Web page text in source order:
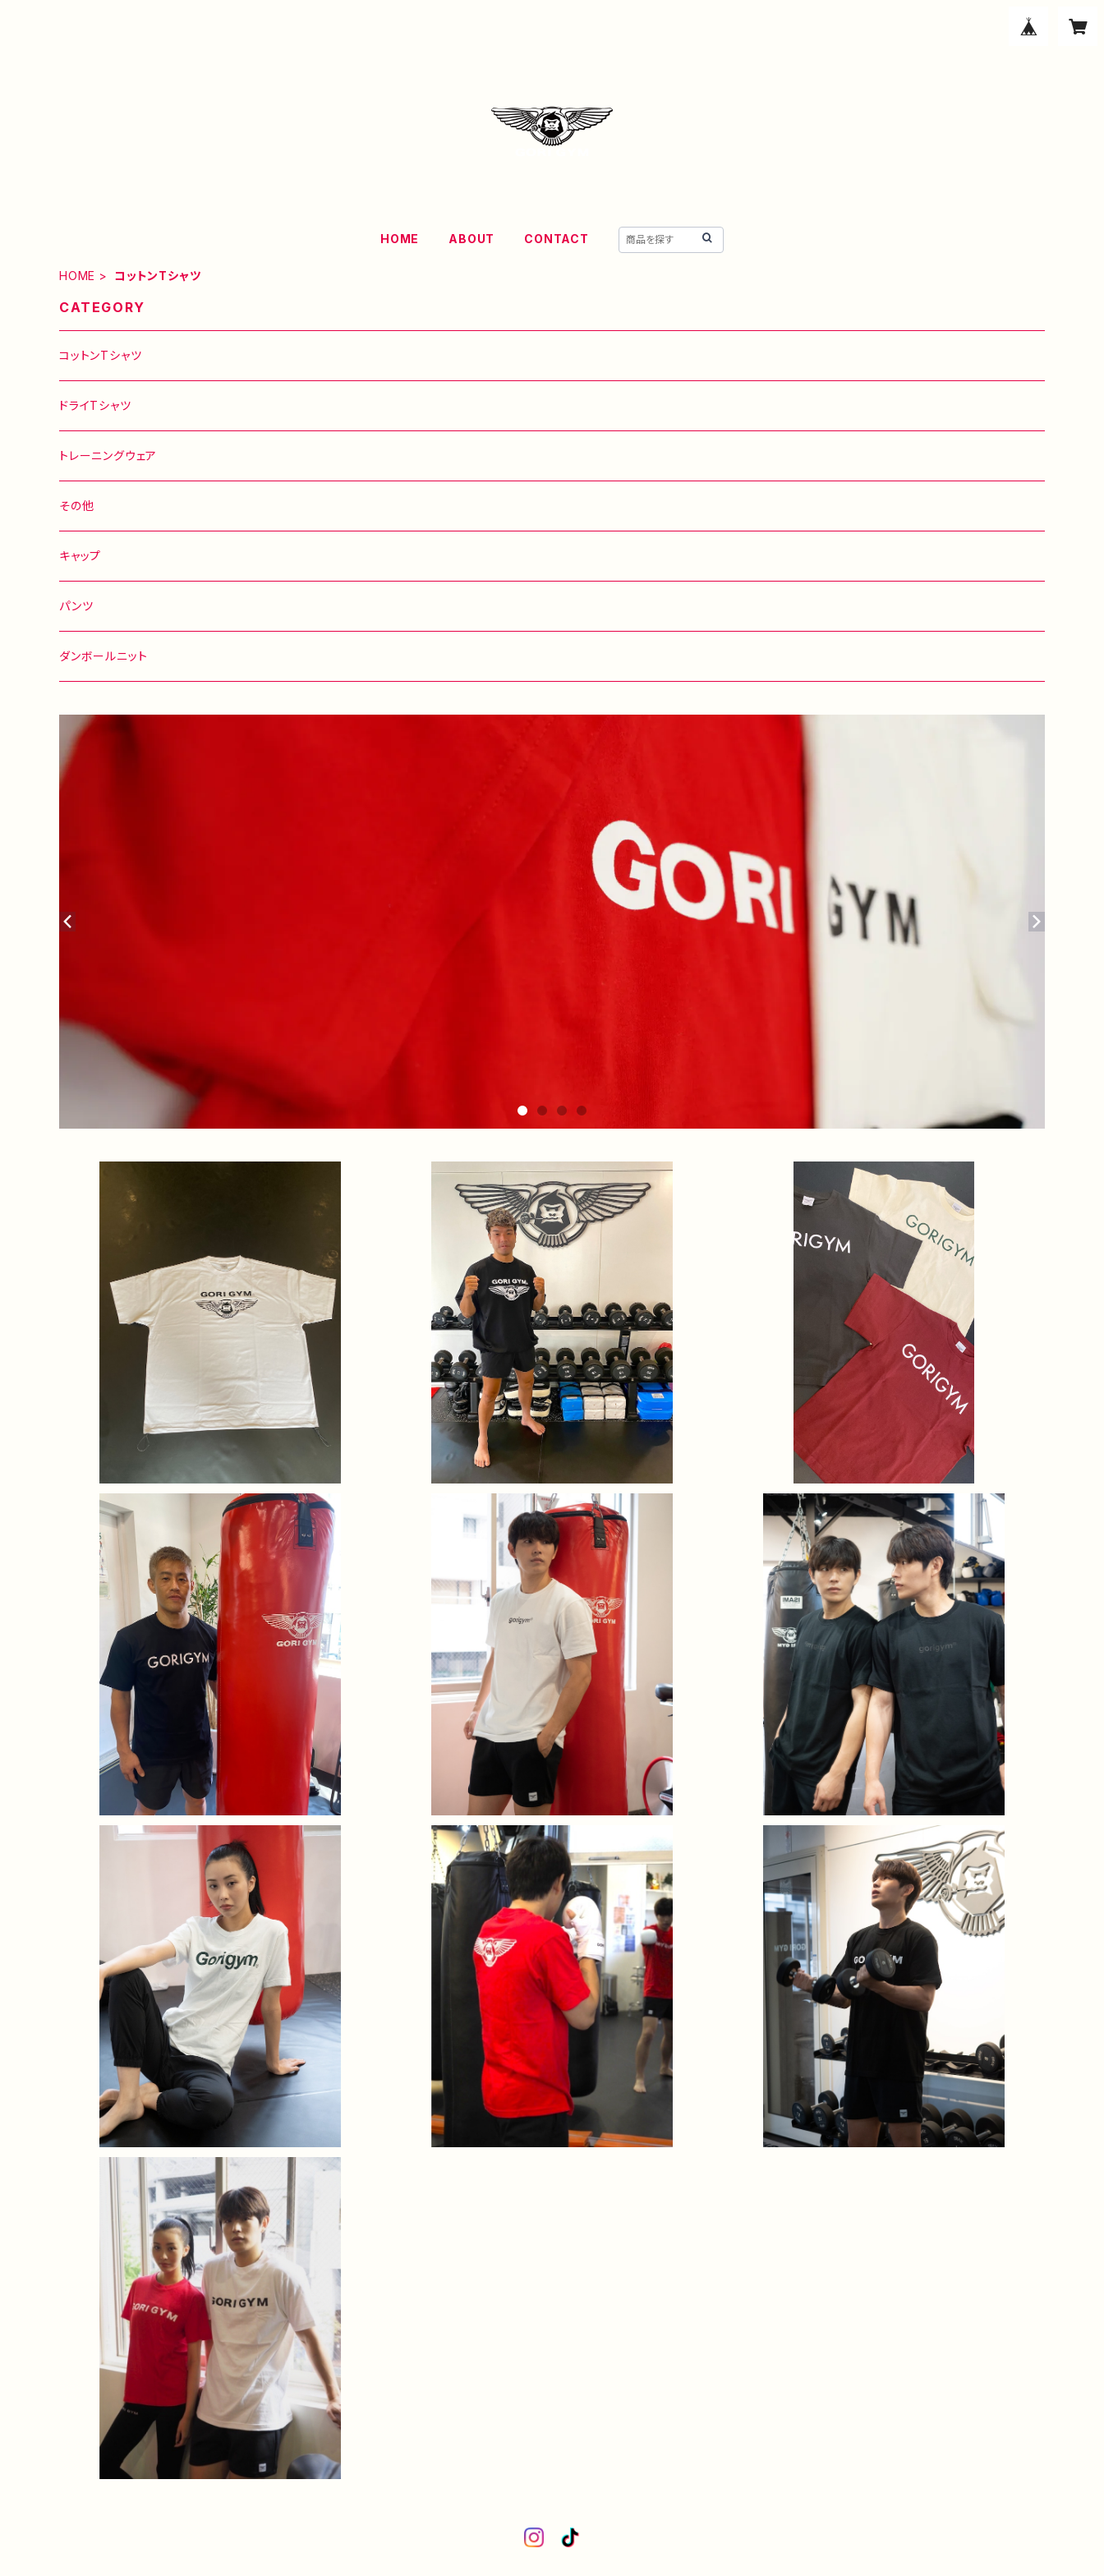
HOME ABOUT CONTACT
HOME コットンTシャツ
CATEGORY
コットンTシャツ
ドライTシャツ
トレーニングウェア
その他
キャップ
パンツ
ダンボールニット
ドローストリングTシャツ 白
¥6,100
ドローストリングTシャツ 黒
¥6,100
パステルモノトーン
¥5,600
モノトーンTシャツ
¥4,800
スーパーヘヴィーTシャツ 白
¥4,700
スーパーヘヴィーTシャツ 黒
¥4,900
C）バニラホワイト
¥5,200
C）レッド
¥3,300
C）ブラック
¥3,300
C）ホワイト
¥3,300